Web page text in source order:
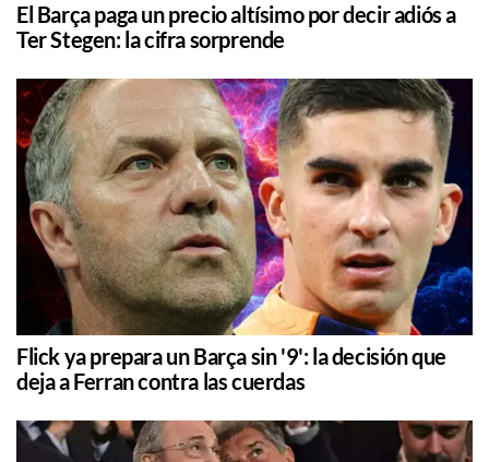
El Barça paga un precio altísimo por decir adiós a
Ter Stegen: la cifra sorprende
Flick ya prepara un Barça sin '9': la decisión que
deja a Ferran contra las cuerdas